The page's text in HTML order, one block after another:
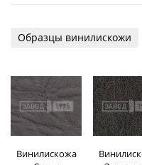
Образцы винилискожи
Винилискожа